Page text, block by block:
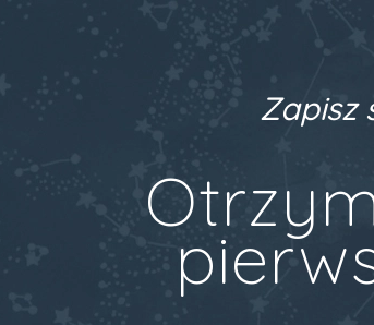
Zapisz